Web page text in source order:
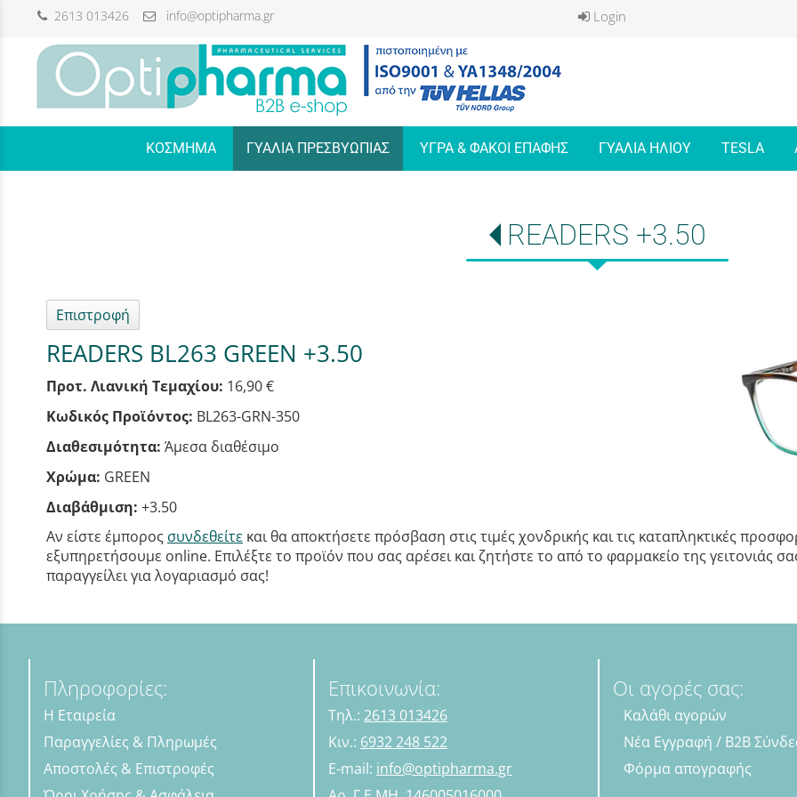
2613 013426 info@optipharma.gr Login
ΚΟΣΜΗΜΑ ΓΥΑΛΙΑ ΠΡΕΣΒΥΩΠΙΑΣ ΥΓΡΑ & ΦΑΚΟΙ ΕΠΑΦΗΣ ΓΥΑΛΙΑ ΗΛΙΟΥ TESLA
READERS +3.50
Επιστροφή
READERS BL263 GREEN +3.50
Προτ. Λιανική Τεμαχίου: 16,90 €
Κωδικός Προϊόντος: BL263-GRN-350
Διαθεσιμότητα: Άμεσα διαθέσιμο
Χρώμα: GREEN
Διαβάθμιση: +3.50
Αν είστε έμπορος συνδεθείτε και θα αποκτήσετε πρόσβαση στις τιμές χονδρικής και τις καταπληκτικές
εξυπηρετήσουμε online. Επιλέξτε το προϊόν που σας αρέσει και ζητήστε το από το φαρμακείο της γειτονιάς
παραγγείλει για λογαριασμό σας!
Πληροφορίες:
Η Εταιρεία
Παραγγελίες & Πληρωμές
Αποστολές & Επιστροφές
Επικοινωνία:
Τηλ.: 2613 013426
Κιν.: 6932 248 522
E-mail: info@optipharma.gr
Οι αγορές σας:
Καλάθι αγορών
Νέα Εγγραφή / B2B
Φόρμα απογραφής